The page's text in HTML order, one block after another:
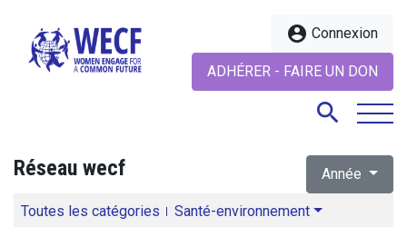
account_circle Connexion
ADHÉRER - FAIRE UN DON
search
Réseau wecf Année
Toutes les catégories Santé-environnement